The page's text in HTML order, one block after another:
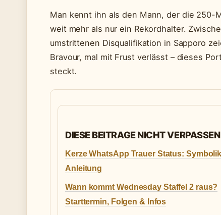
Man kennt ihn als den Mann, der die 250-
weit mehr als nur ein Rekordhalter.
umstrittenen Disqualifikation in Sapporo
Bravour, mal mit Frust verlässt – dieses
steckt.
DIESE BEITRAGE NICHT VERPASSEN
Kerze WhatsApp Trauer Status:
Anleitung
Wann kommt Wednesday Staffel 2 raus?
Starttermin, Folgen & Infos